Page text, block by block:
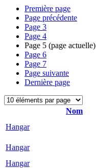
Première page
Page précédente
Page 3
Page 4
Page 5 (page actuelle)
Page 6
Page 7
Page suivante
Dernière page
Nom
Hangar
Hangar
Hangar